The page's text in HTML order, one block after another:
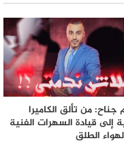
من تألق الكاميرا
إلى قيادة السهرات الفنية
الطلق